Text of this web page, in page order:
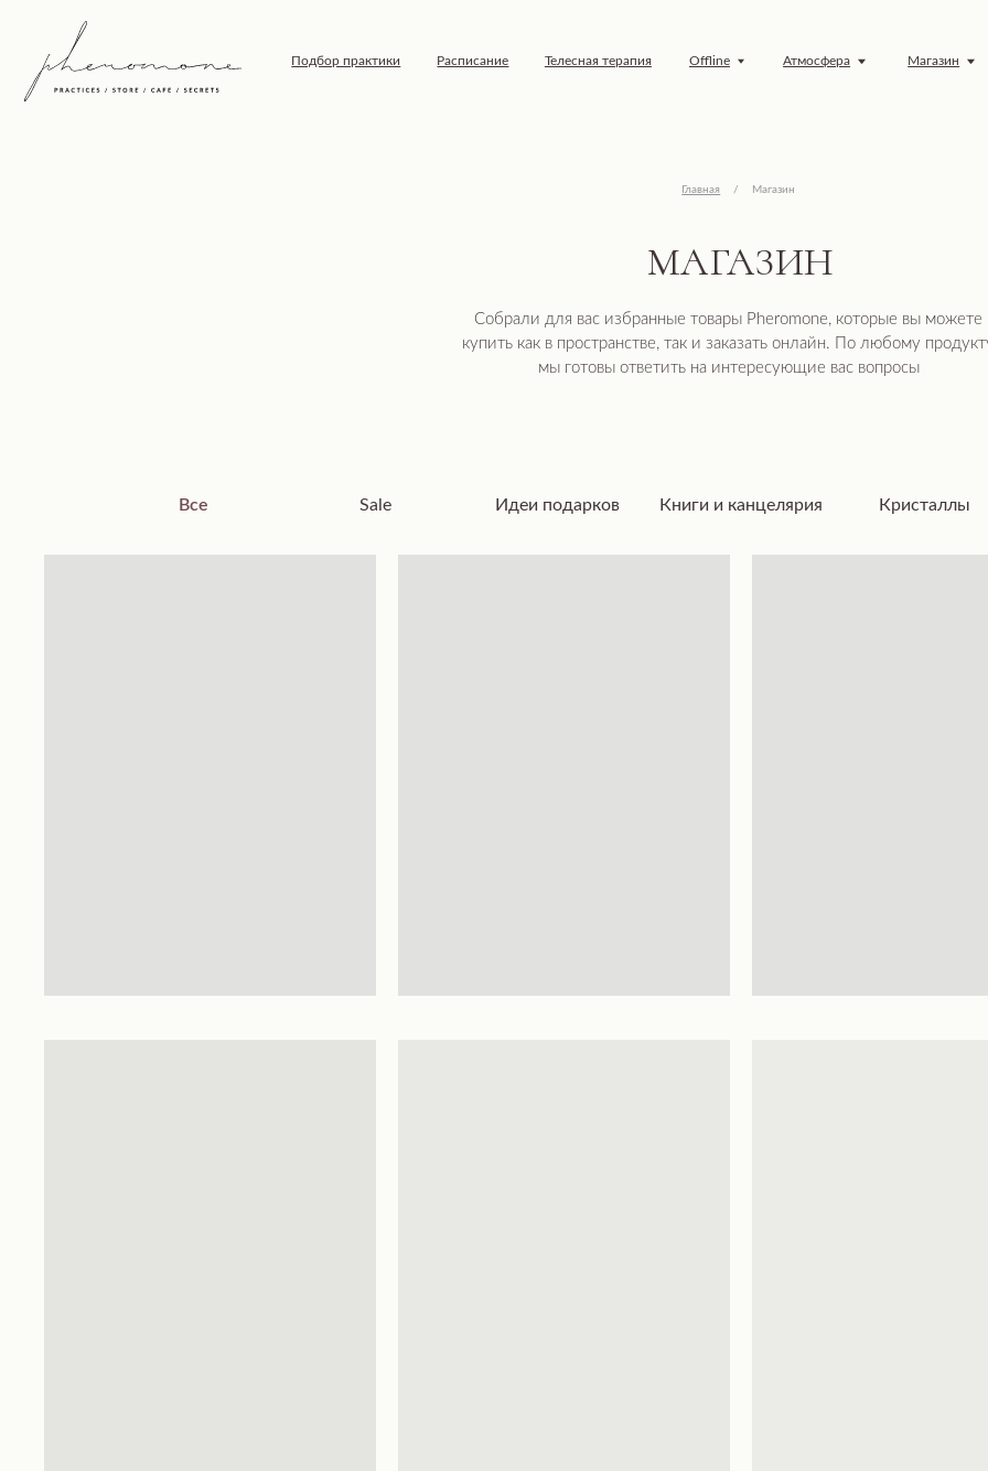
Обучение
Расписание Телесная терапия Атмосфера Магазин
Подбор практики
мы готовы ответить на интересующие вас вопросы
Все Sale Идеи подарков Книги и канцелярия Кристаллы